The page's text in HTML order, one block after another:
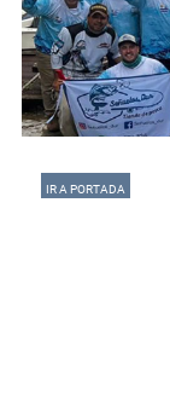
IR A PORTADA